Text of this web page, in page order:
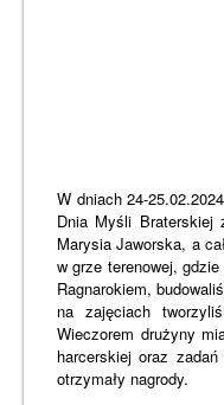
W dniach 24-
Dnia Myśli Braterskiej
Marysia Jaworska, a
w grze terenowej,
Ragnarokiem,
na zajęciach
Wieczorem drużyny
harcerskiej oraz
otrzymały nagrody.